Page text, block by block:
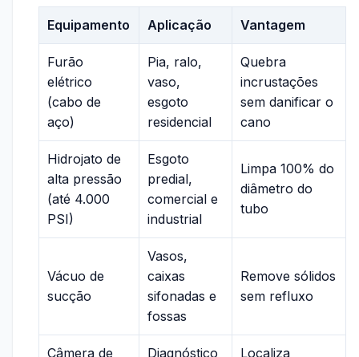
Equipamento Aplicação Vantagem
Furão
elétrico
(cabo de
aço)
Pia, ralo,
vaso,
esgoto
residencial
Quebra
incrustações
sem danificar o
cano
Hidrojato de
alta pressão
(até 4.000
PSI)
Esgoto
predial,
comercial e
industrial
Limpa 100% do
diâmetro do
tubo
Vácuo de
sucção
Vasos,
caixas
sifonadas e
fossas
Remove sólidos
sem refluxo
Câmera de Diagnóstico Localiza